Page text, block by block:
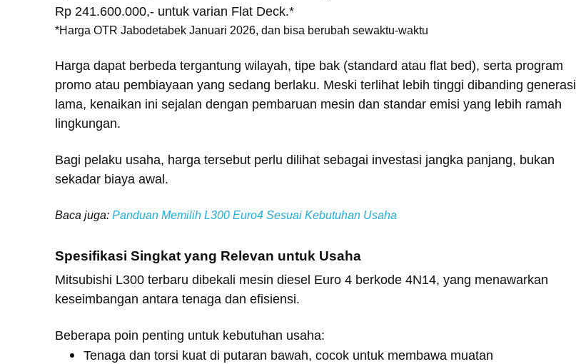
Rp 241.600.000,- untuk varian Flat Deck.*
*Harga OTR Jabodetabek Januari 2026, dan bisa berubah sewaktu-waktu
Harga dapat berbeda tergantung wilayah, tipe bak (standard atau flat bed), serta program
promo atau pembiayaan yang sedang berlaku. Meski terlihat lebih tinggi dibanding generasi
lama, kenaikan ini sejalan dengan pembaruan mesin dan standar emisi yang lebih ramah
lingkungan.
Bagi pelaku usaha, harga tersebut perlu dilihat sebagai investasi jangka panjang, bukan
sekadar biaya awal.
Baca juga: Panduan Memilih L300 Euro4 Sesuai Kebutuhan Usaha
Spesifikasi Singkat yang Relevan untuk Usaha
Mitsubishi L300 terbaru dibekali mesin diesel Euro 4 berkode 4N14, yang menawarkan
keseimbangan antara tenaga dan efisiensi.
Beberapa poin penting untuk kebutuhan usaha:
Tenaga dan torsi kuat di putaran bawah, cocok untuk membawa muatan